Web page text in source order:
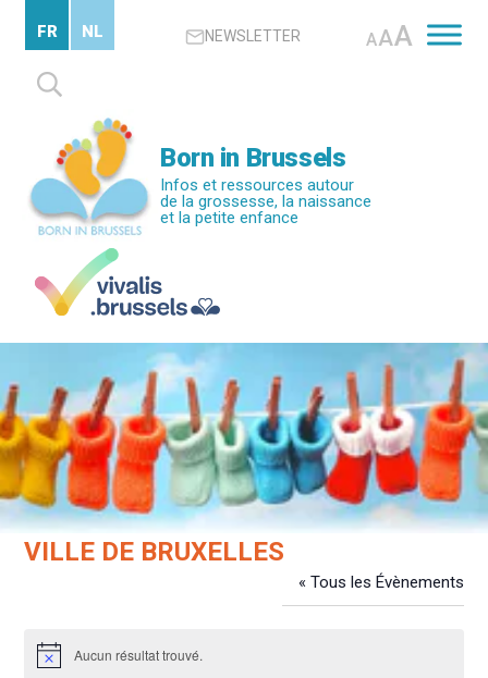
contenu
principal
NEWSLETTER AAA
Rechercher :
FR NL
Born in Brussels
Infos et ressources autour
de la grossesse, la naissance
et la petite enfance
VILLE DE BRUXELLES
« Tous les Évènements
NoticeAucun résultat trouvé.